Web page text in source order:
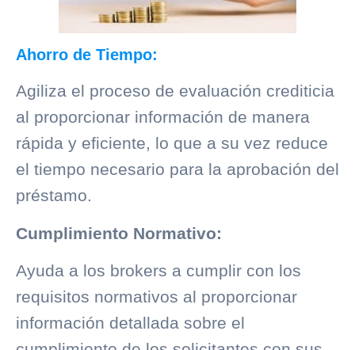
Ahorro de Tiempo:
Agiliza el proceso de evaluación crediticia
al proporcionar información de manera
rápida y eficiente, lo que a su vez reduce
el tiempo necesario para la aprobación del
préstamo.
Cumplimiento Normativo:
Ayuda a los brokers a cumplir con los
requisitos normativos al proporcionar
información detallada sobre el